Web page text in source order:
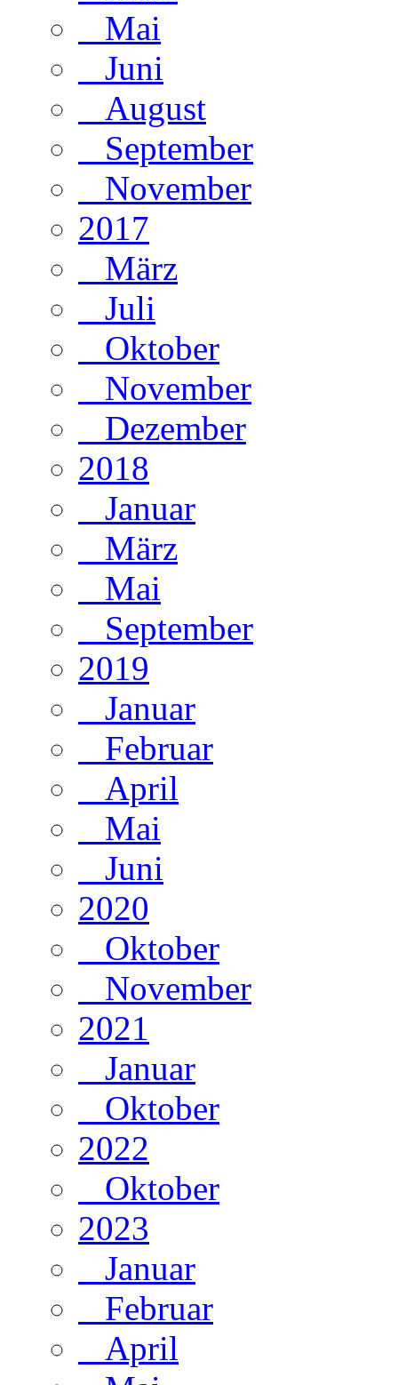
Mai
Juni
August
September
November
2017
März
Juli
Oktober
November
Dezember
2018
Januar
März
Mai
September
2019
Januar
Februar
April
Mai
Juni
2020
Oktober
November
2021
Januar
Oktober
2022
Oktober
2023
Januar
Februar
April